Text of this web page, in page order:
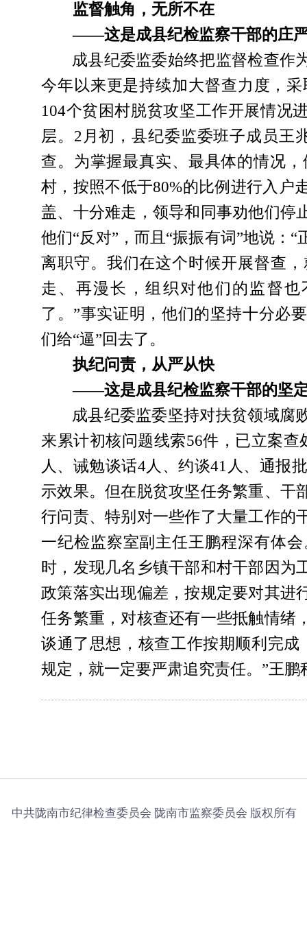
监督触角，无所不在
――这是成县纪检监察干部的庄
成县纪委监委始终把监督检查作
今年以来更是持续加大督查力度，
104个贫困村脱贫攻坚工作开展情况
层。2月初，县纪委监委班子成员王
查。为掌握最真实、最具体的情况
村，按照不低于80%的比例进行入户
盖、十分难走，领导和同事劝他们停
他们“反对”，而且“振振有词”地说：
离职守。我们在这个时候开展督查
走、再漫长，组织对他们的监督
了。”事实证明，他们的坚持十分必
们给“逼”回去了。
执纪问责，从严从快
――这是成县纪检监察干部的坚
成县纪委监委坚持对扶贫领域腐
来累计初核问题线索56件，已立案查
人、诫勉谈话4人、约谈41人、通报
示效果。但在脱贫攻坚任务繁重、干
行问责、特别对一些作了大量工作的
一纪检监察室副主任王鹏程深有体
时，发现几名乡镇干部和村干部因为
政策落实出现偏差，按规定要对其进
任务繁重，对核查还有一些抵触情绪
谈通了思想，核查工作按期顺利完
规定，就一定要严肃追究责任。”王鹏
中共陇南市纪律检查委员会 陇南市监察委员会 版权所有